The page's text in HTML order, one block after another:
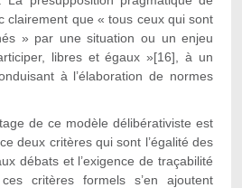
clairement que « tous ceux qui sont
» par une situation ou un enjeu
libres et égaux »[16], à un
à l’élaboration de normes
de ce modèle délibérativiste est
deux critères qui sont l’égalité des
débats et l’exigence de traçabilité
critères formels s’en ajoutent